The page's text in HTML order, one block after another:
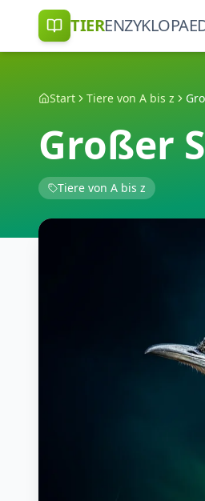
TIER
Start Tiere von A bis z
Großer
Tiere von A bis z